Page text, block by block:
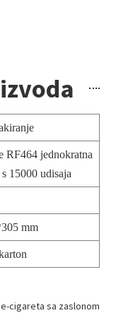
RF464 jednokratna
15000 udisaja
mm